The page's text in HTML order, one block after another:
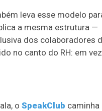
leva esse modelo
a mesma estrutura —
dos colaboradores
no canto do RH: em vez
o SpeakClub caminha